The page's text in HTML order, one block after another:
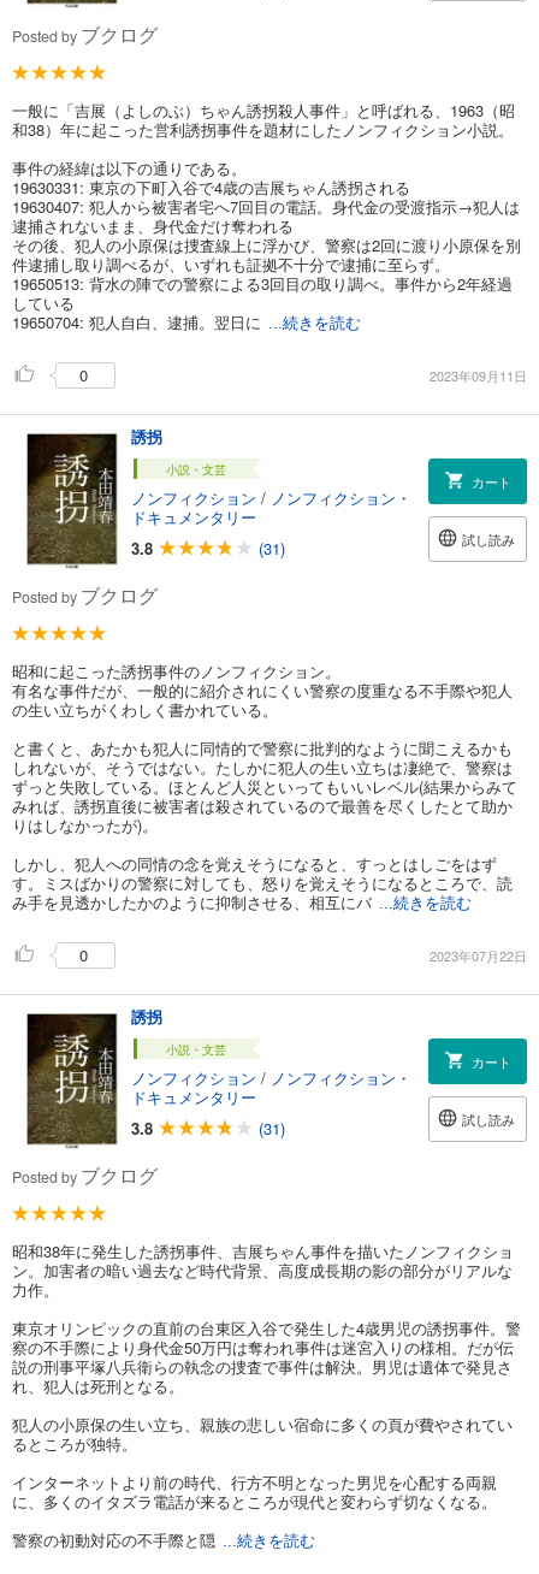
Posted by ブクログ
一般に「吉展（よしのぶ）ちゃん誘拐殺人事件」と呼ばれる、1963（昭
和38）年に起こった営利誘拐事件を題材にしたノンフィクション小説。
事件の経緯は以下の通りである。
19630331: 東京の下町入谷で4歳の吉展ちゃん誘拐される
19630407: 犯人から被害者宅へ7回目の電話。身代金の受渡指示→犯人は
逮捕されないまま、身代金だけ奪われる
その後、犯人の小原保は捜査線上に浮かび、警察は2回に渡り小原保を別
件逮捕し取り調べるが、いずれも証拠不十分で逮捕に至らず。
19650513: 背水の陣での警察による3回目の取り調べ。事件から2年経過
している
19650704: 犯人自白、逮捕。翌日に ...続きを読む
0 2023年09月11日
誘拐
小説・文芸
ノンフィクション / ノンフィクション・
ドキュメンタリー
3.8
(31)
カート
試し読み
Posted by ブクログ
昭和に起こった誘拐事件のノンフィクション。
有名な事件だが、一般的に紹介されにくい警察の度重なる不手際や犯人
の生い立ちがくわしく書かれている。
と書くと、あたかも犯人に同情的で警察に批判的なように聞こえるかも
しれないが、そうではない。たしかに犯人の生い立ちは凄絶で、警察は
ずっと失敗している。ほとんど人災といってもいいレベル(結果からみて
みれば、誘拐直後に被害者は殺されているので最善を尽くしたとて助か
りはしなかったが)。
しかし、犯人への同情の念を覚えそうになると、すっとはしごをはず
す。ミスばかりの警察に対しても、怒りを覚えそうになるところで、読
み手を見透かしたかのように抑制させる、相互にバ ...続きを読む
0 2023年07月22日
誘拐
小説・文芸
ノンフィクション / ノンフィクション・
ドキュメンタリー
3.8
(31)
カート
試し読み
Posted by ブクログ
昭和38年に発生した誘拐事件、吉展ちゃん事件を描いたノンフィクショ
ン。加害者の暗い過去など時代背景、高度成長期の影の部分がリアルな
力作。
東京オリンピックの直前の台東区入谷で発生した4歳男児の誘拐事件。警
察の不手際により身代金50万円は奪われ事件は迷宮入りの様相。だが伝
説の刑事平塚八兵衛らの執念の捜査で事件は解決。男児は遺体で発見さ
れ、犯人は死刑となる。
犯人の小原保の生い立ち、親族の悲しい宿命に多くの頁が費やされてい
るところが独特。
インターネットより前の時代、行方不明となった男児を心配する両親
に、多くのイタズラ電話が来るところが現代と変わらず切なくなる。
警察の初動対応の不手際と隠 ...続きを読む